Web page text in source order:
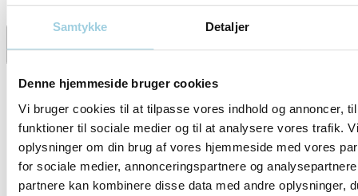
Samtykke Detaljer
Denne hjemmeside bruger cookies
Vi bruger cookies til at tilpasse vores indhold og annoncer,
funktioner til sociale medier og til at analysere vores trafik.
oplysninger om din brug af vores hjemmeside med vores
for sociale medier, annonceringspartnere og
partnere kan kombinere disse data med andre oplysninger,